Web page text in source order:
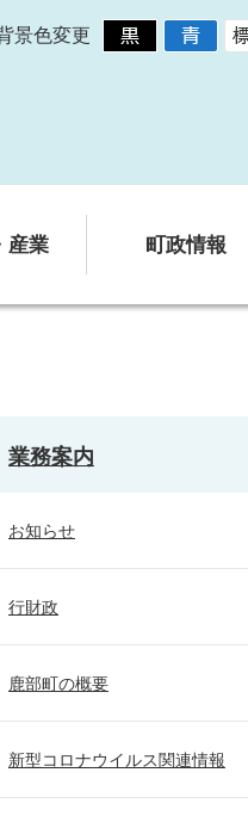
景色変更
産業 町政情報
業務案内
お知らせ
行財政
鹿部町の概要
新型コロナウイルス関連情報